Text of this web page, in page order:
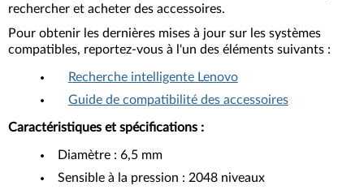
rechercher et acheter des accessoires.
Pour obtenir les dernières mises à jour sur les systèmes
compatibles, reportez-vous à l'un des éléments suivants :
Recherche intelligente Lenovo
Guide de compatibilité des accessoires
Caractéristiques et spécifications :
Diamètre : 6,5 mm
Sensible à la pression : 2048 niveaux